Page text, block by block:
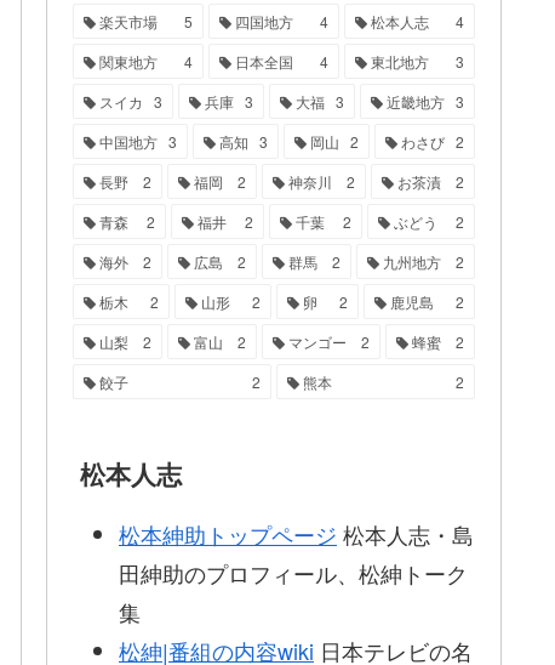
楽天市場
5 四国地方 4 松本人志
4
関東地方
4 日本全国 4 東北地方
3
スイカ
3 兵庫 3 大福 3 近畿地方 3
中国地方 3 高知 3 岡山 2 わさび 2
長野
2 福岡 2 神奈川 2 お茶漬
2
青森
2 福井 2 千葉 2 ぶどう
2
海外
2 広島 2 群馬 2 九州地方
2
栃木
2 山形 2 卵 2 鹿児島
2
山梨
2 富山 2 マンゴー 2 蜂蜜
2
餃子
2 熊本 2
松本人志
松本紳助トップページ 松本人志・島
田紳助のプロフィール、松紳トーク
集
松紳|番組の内容wiki 日本テレビの名